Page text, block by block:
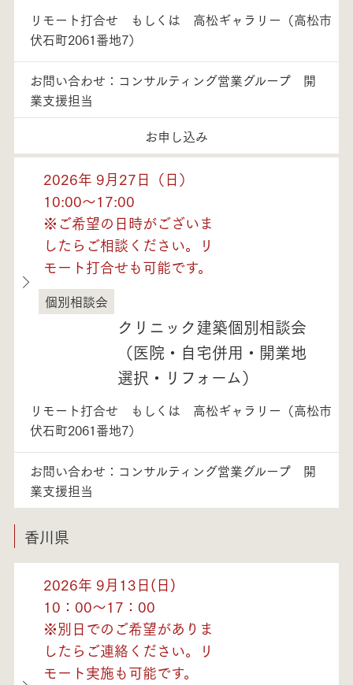
リモート打合せ もしくは 高松ギャラリー（高松市
伏石町2061番地7）
お問い合わせ：コンサルティング営業グループ 開
業支援担当
お申し込み
2026年 9月27日（日）
10:00～17:00
※ご希望の日時がございま
したらご相談ください。リ
モート打合せも可能です。
徳島県
個別相談会
クリニック建築個別相談会
（医院・自宅併用・開業地
選択・リフォーム）
リモート打合せ もしくは 高松ギャラリー（高松市
伏石町2061番地7）
お問い合わせ：コンサルティング営業グループ 開
業支援担当
香川県
2026年 9月13日(日)
10：00～17：00
※別日でのご希望がありま
したらご連絡ください。リ
モート実施も可能です。